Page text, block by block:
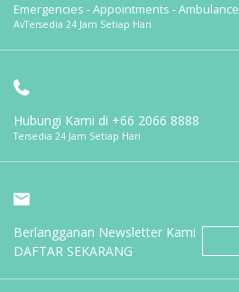
Emergencies - Appointments - Ambulance
AvTersedia 24 Jam Setiap Hari
Hubungi Kami di +66 2066 8888
Tersedia 24 Jam Setiap Hari
Berlangganan Newsletter Kami
DAFTAR SEKARANG